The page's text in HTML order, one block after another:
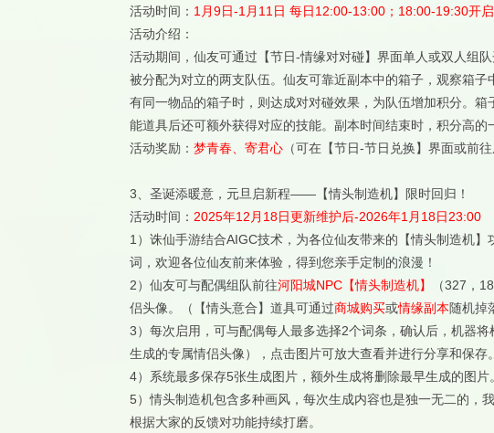
活动时间： 1月9日-1月11日 每日12:00-13:00；18:00-19:30开启
活动介绍：
活动期间，仙友可通过【节日-情缘对对碰】界面单人或双人组
被分配为对立的两支队伍。仙友可靠近副本中的箱子，观察箱
有同一物品的箱子时，则达成对对碰效果，为队伍增加积分。
能道具后还可额外获得对应的技能。副本时间结束时，积分高的
活动奖励： 梦青春、寄君心 （可在【节日-节日兑换】界面或前
3、圣诞添暖意，元旦启新程——【情头制造机】限时回归！
活动时间： 2025年12月18日更新维护后-2026年1月18日23:00
1）诛仙手游结合AIGC技术，为各位仙友带来的【情头制造机
词，欢迎各位仙友前来体验，得到您亲手定制的浪漫！
2）仙友可与配偶组队前往河阳城NPC【情头制造机】 （327，
侣头像。（【情头意合】道具可通过商城购买或情缘副本随机掉
3）每次启用，可与配偶每人最多选择2个词条，确认后，机器
生成的专属情侣头像），点击图片可放大查看并进行分享和保存。
4）系统最多保存5张生成图片，额外生成将删除最早生成的图片。
5）情头制造机包含多种画风，每次生成内容也是独一无二的，
根据大家的反馈对功能持续打磨。